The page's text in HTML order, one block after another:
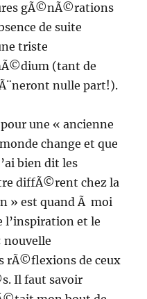
gÃ©nÃ©rations
de suite
triste
(tant de
nulle part!).
une « ancienne
change et que
bien dit les
diffÃ©rent chez la
» est quand Ã moi
l’inspiration et le
nouvelle
rÃ©flexions de ceux
Il faut savoir